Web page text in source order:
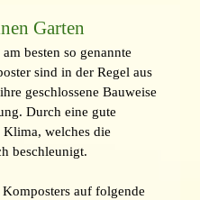
Garten
besten so genannte
sind in der Regel aus
geschlossene Bauweise
Durch eine gute
Klima, welches die
beschleunigt.
auf folgende